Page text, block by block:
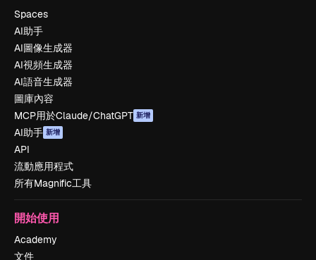
Spaces
AI助手
AI圖像生成器
AI視頻生成器
AI語音生成器
圖庫內容
MCP用於Claude/ChatGPT 新增
AI助手 新增
API
流動應用程式
所有Magnific工具
開始使用
Academy
文件